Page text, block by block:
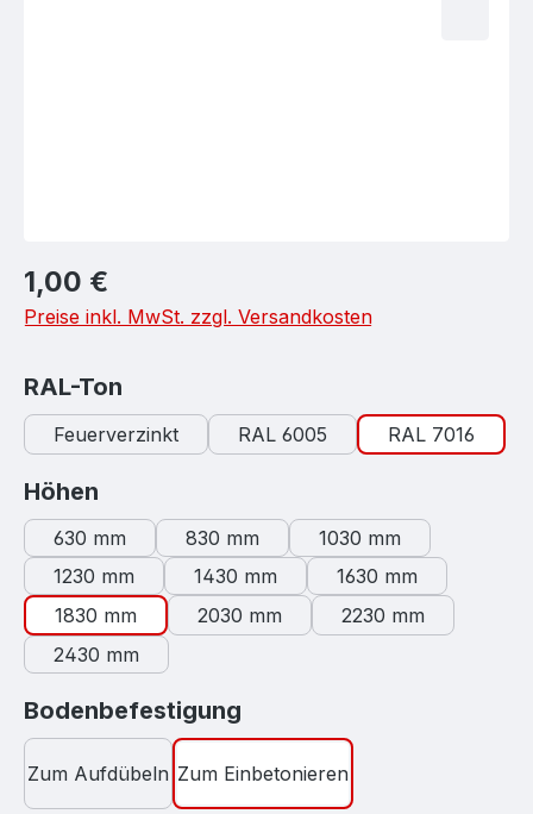
Regulärer Preis:
1,00 €
Preise inkl. MwSt. zzgl. Versandkosten
RAL-Ton
Feuerverzinkt RAL 6005 RAL 7016
Höhen
630 mm 830 mm
1030 mm
1230 mm
1430 mm
1630 mm
1830 mm
2030 mm
2230 mm
2430 mm
Bodenbefestigung
Zum Aufdübeln Zum Einbetonieren